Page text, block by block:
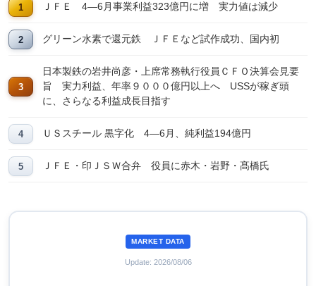
ＪＦＥ 4―6月事業利益323億円に増 実力値は減少
グリーン水素で還元鉄 ＪＦＥなど試作成功、国内初
日本製鉄の岩井尚彦・上席常務執行役員ＣＦＯ決算会見要
旨 実力利益、年率９０００億円以上へ USSが稼ぎ頭
に、さらなる利益成長目指す
ＵＳスチール 黒字化 4―6月、純利益194億円
ＪＦＥ・印ＪＳＷ合弁 役員に赤木・岩野・髙橋氏
MARKET DATA
Update: 2026/08/06